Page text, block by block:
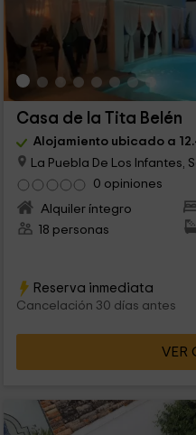
Casa de la Tita Belén
Alojamiento ubicado a
La Puebla De Los Infantes,
0 opiniones
Alquiler íntegro
18 personas
Reserva inmediata
Cancelación 30 días antes
VER